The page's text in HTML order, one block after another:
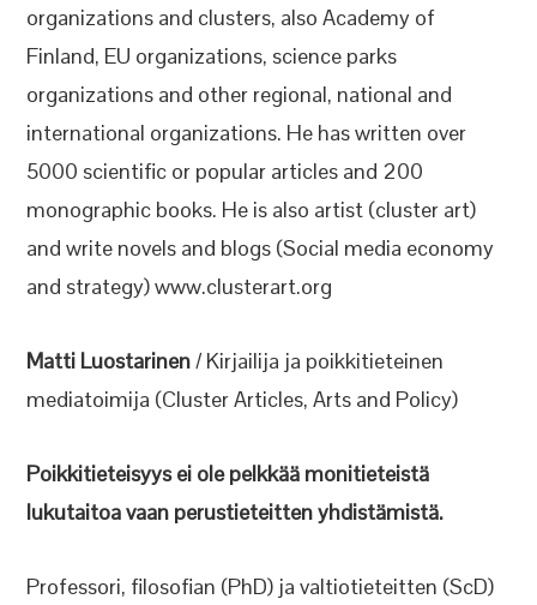
organizations and clusters, also Academy of
Finland, EU organizations, science parks
organizations and other regional, national and
international organizations. He has written over
5000 scientific or popular articles and 200
monographic books. He is also artist (cluster art)
and write novels and blogs (Social media economy
and strategy) www.clusterart.org
Matti Luostarinen/ Kirjailija ja poikkitieteinen
mediatoimija (Cluster Articles, Arts and Policy)
Poikkitieteisyys ei ole pelkkää monitieteistä
lukutaitoa vaan perustieteitten yhdistämistä.
Professori, filosofian (PhD) ja valtiotieteitten (ScD)